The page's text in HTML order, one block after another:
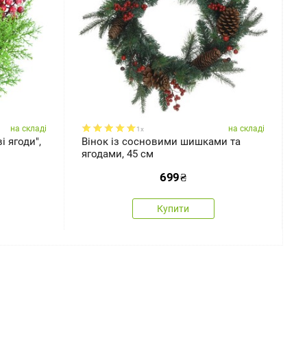
на складі
ягоди",
1x на складі
Вінок із сосновими шишками та
ягодами, 45 см
699₴
Купити